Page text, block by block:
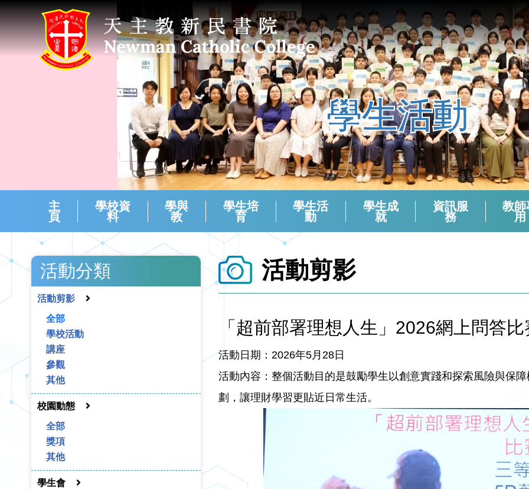
學生活動
主
頁
學校資
料
學與
教
學生培
育
學生活
動
學生成
就
資訊服
務
教師
用
活動分類
活動剪影
全部
學校活動
講座
參觀
其他
校園動態
全部
獎項
其他
學生會
活動剪影
「超前部署理想人生」2026網上問答比
活動日期：2026年5月28日
活動內容：整個活動目的是鼓勵學生以創意實踐和探索風險與保
劃，讓理財學習更貼近日常生活。